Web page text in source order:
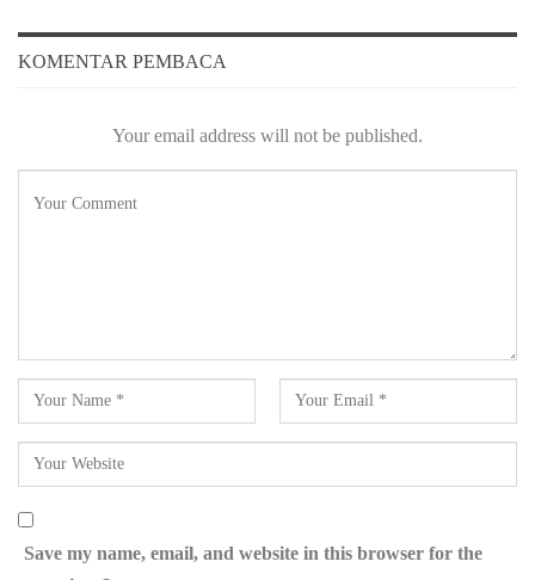
KOMENTAR PEMBACA
Your email address will not be published.
Save my name, email, and website in this browser for the